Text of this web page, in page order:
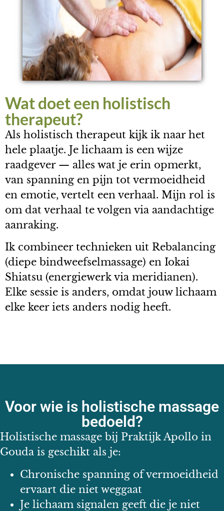
Wat doet een holistisch
therapeut?
Als holistisch therapeut kijk ik naar het
hele plaatje. Je lichaam is een wijze
raadgever — alles wat je erin opmerkt,
van spanning en pijn tot vermoeidheid
en emotie, vertelt een verhaal. Mijn rol is
om dat verhaal te volgen via aandachtige
aanraking.
Ik combineer technieken uit Rebalancing
(diepe bindweefselmassage) en Iokai
Shiatsu (energiewerk via meridianen).
Elke sessie is anders, omdat jouw lichaam
elke keer iets anders nodig heeft.
Voor wie is holistische massage
bedoeld?
Holistische massage bij Praktijk Apollo in
Gouda is geschikt als je:
Chronische spanning of vermoeidheid
ervaart die niet weggaat
Je lichaam signalen geeft die je niet